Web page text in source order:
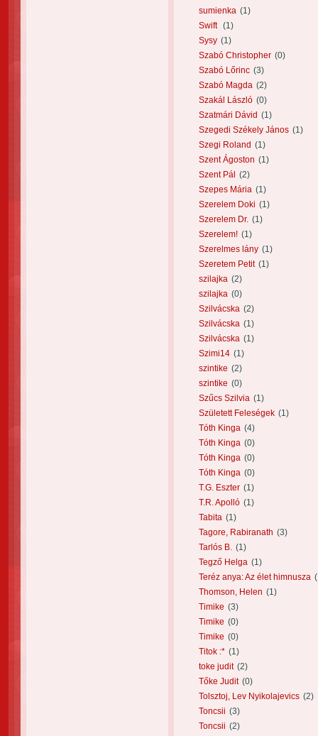
sumienka (1)
Swift (1)
Sysy (1)
Szabó Christopher (0)
Szabó Lőrinc (3)
Szabó Magda (2)
Szakál László (0)
Szatmári Dávid (1)
Szegedi Székely János (1)
Szegi Roland (1)
Szent Ágoston (1)
Szent Pál
(2)
Szepes Mária (1)
Szerelem Doki (1)
Szerelem Dr. (1)
Szerelem! (1)
Szerelmes lány (1)
Szeretem Petit (1)
szilajka (2)
szilajka (0)
Szilvácska (2)
Szilvácska (1)
Szilvácska (1)
Szimi14 (1)
szintike (2)
szintike (0)
Szűcs Szilvia (1)
Született Feleségek (1)
Tóth Kinga (4)
Tóth Kinga (0)
Tóth Kinga (0)
Tóth Kinga (0)
T.G. Eszter (1)
T.R. Apolló (1)
Tabita (1)
Tagore, Rabiranath (3)
Tarlós B.
(1)
Tegző Helga (1)
Teréz anya: Az élet himnusza
Thomson, Helen (1)
Timike (3)
Timike (0)
Timike (0)
Titok :* (1)
toke judit (2)
Tőke Judit (0)
Tolsztoj, Lev Nyikolajevics (2)
Toncsii (3)
Toncsii (2)